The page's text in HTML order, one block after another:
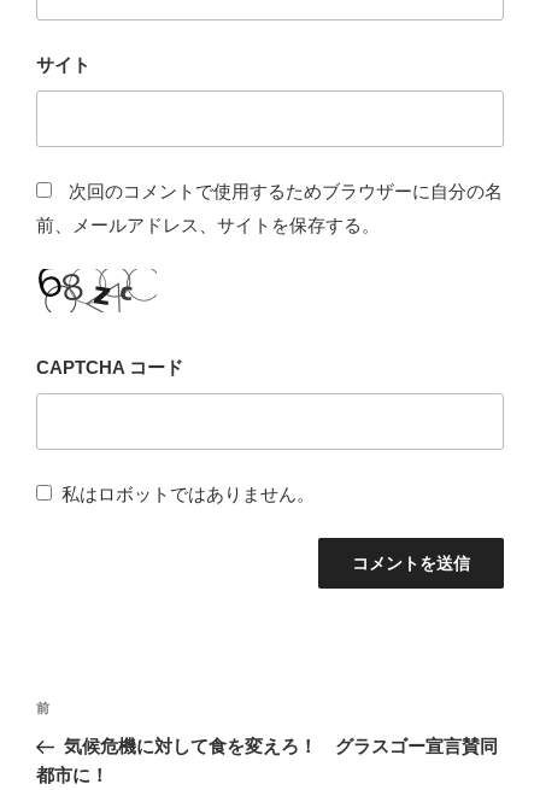
サイト
次回のコメントで使用するためブラウザーに自分の名
前、メールアドレス、サイトを保存する。
CAPTCHA コード
私はロボットではありません。
投
稿
ナ
前
の
投
前
気候危機に対して食を変えろ！ グラスゴー宣言賛同
都市に！